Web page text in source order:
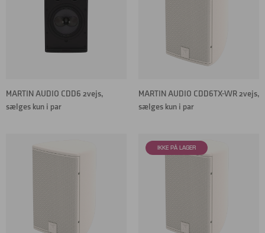
MARTIN AUDIO CDD6 2vejs,
sælges kun i par
MARTIN AUDIO CDD6TX-WR 2vejs,
sælges kun i par